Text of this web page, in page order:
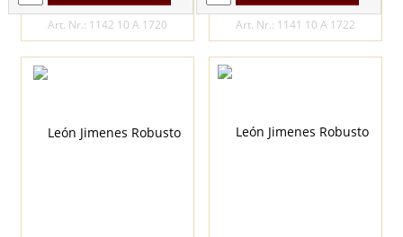
INKL. 3 % KISTENRABATT
Art. Nr.: 1142 10 A 1720
INKL. 3 % KISTENRABATT
Art. Nr.: 1141 10 A 1722